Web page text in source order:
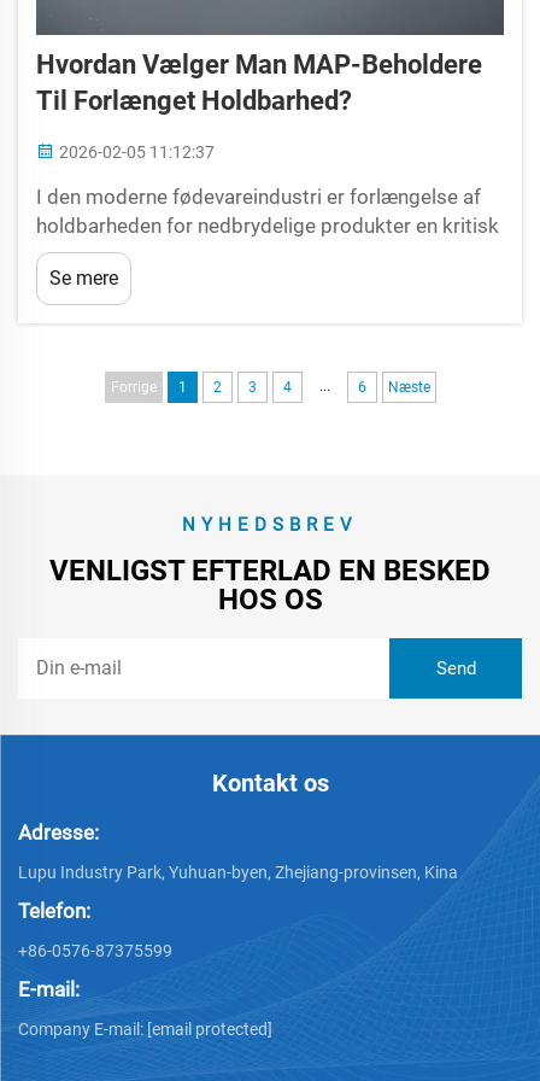
Hvordan Vælger Man MAP-Beholdere
Til Forlænget Holdbarhed?
2026-02-05 11:12:37
I den moderne fødevareindustri er forlængelse af
holdbarheden for nedbrydelige produkter en kritisk
udfordring, der direkte påvirker fødevaresikkerhed,
kvalitet, spildreduktion og kommerciel succes.
Modified Atmosphere Packaging (MAP) er blevet
Se mere
Forrige 1 2 3 4 ... 6 Næste
NYHEDSBREV
VENLIGST EFTERLAD EN BESKED
HOS OS
Kontakt os
Adresse:
Lupu Industry Park, Yuhuan-byen, Zhejiang-provinsen, Kina
Telefon:
+86-0576-87375599
E-mail:
Company E-mail: [email protected]